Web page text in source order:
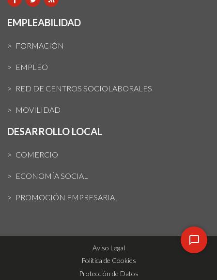
EMPLEABILIDAD
FORMACIÓN
EMPLEO
RED DE CENTROS SOCIOLABORALES
MOVILIDAD
DESARROLLO LOCAL
COMERCIO
ECONOMÍA SOCIAL
PROMOCIÓN EMPRESARIAL
Aviso Legal
Política de Cookies
Protección de Datos